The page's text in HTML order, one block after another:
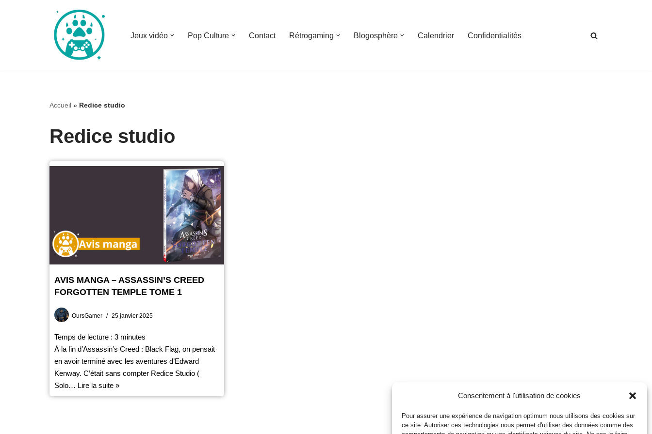
Consentement à l'utilisation de cookies
Pour assurer une expérience de navigation optimum nous utilisons des cookies sur
ce site. Autoriser ces technologies nous permet d'utiliser des données comme des
Jeux vidéo Pop Culture Contact Rétrogaming Blogosphère Calendrier Confidentialités
Accueil » Redice studio
Redice studio
AVIS MANGA – ASSASSIN’S CREED
FORGOTTEN TEMPLE TOME 1
OursGamer 25 janvier 2025
Temps de lecture : 3 minutes
À la fin d’Assassin’s Creed : Black Flag, on pensait
en avoir terminé avec les aventures d’Edward
Kenway. C’était sans compter Redice Studio (
Solo… Lire la suite »